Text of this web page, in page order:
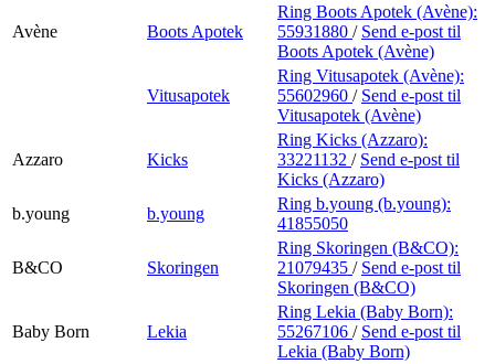
Avène Boots Apotek
Ring Boots Apotek (Avène):
55931880 / Send e-post til
Boots Apotek (Avène)
Vitusapotek
Ring Vitusapotek (Avène):
55602960 / Send e-post til
Vitusapotek (Avène)
Azzaro Kicks
Ring Kicks (Azzaro):
33221132 / Send e-post til
Kicks (Azzaro)
b.young
b.young
Ring b.young (b.young):
41855050
B&CO Skoringen
Ring Skoringen (B&CO):
21079435 / Send e-post til
Skoringen (B&CO)
Baby Born Lekia
Ring Lekia (Baby Born):
55267106 / Send e-post til
Lekia (Baby Born)